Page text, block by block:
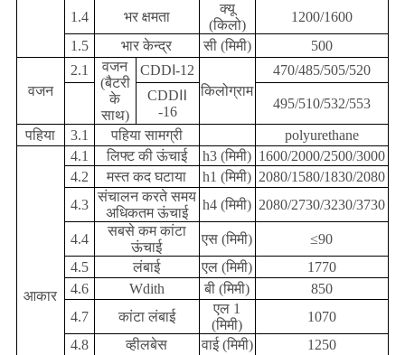
1.4
भर क्षमता
क्यू
(किलो)
1200/1600
1.5
भार केन्द्र सी (मिमी) 500
वजन
2.1
वजन
(बैटरी
के
साथ)
CDDⅠ-12
किलोग्राम
470/485/505/520
CDDⅡ
-16
495/510/532/553
पहिया 3.1 पहिया सामग्री polyurethane
आकार
4.1 लिफ्ट की ऊंचाई h3 (मिमी) 1600/2000/2500/3000
4.2
मस्त कद घटाया h1 (मिमी) 2080/1580/1830/2080
4.3
संचालन करते समय
अधिकतम ऊंचाई
h4 (मिमी) 2080/2730/3230/3730
4.4
सबसे कम कांटा
ऊंचाई
एस (मिमी)
≤90
4.5
लंबाई एल (मिमी)
1770
4.6
Wdith बी (मिमी)
850
4.7
कांटा लंबाई
एल 1
(मिमी)
1070
4.8
व्हीलबेस वाई (मिमी)
1250